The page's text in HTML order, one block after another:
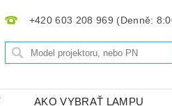
+420 603 208 969
AKO VYBRAŤ LAMPU